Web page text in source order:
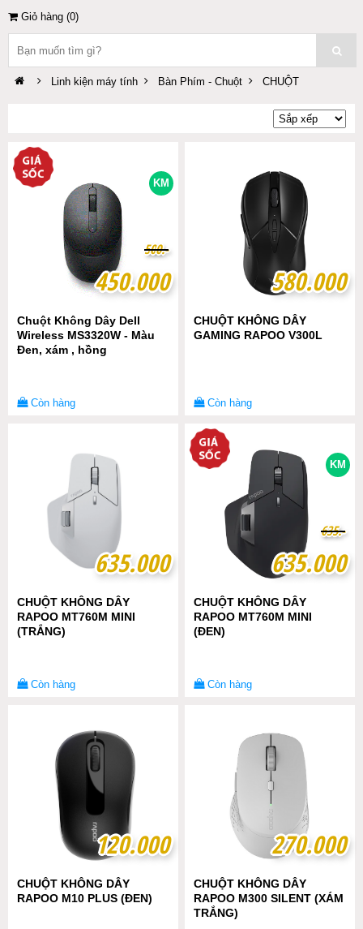
Giỏ hàng (0)
Linh kiện máy tính Bàn Phím - Chuột CHUỘT
KM
450.000
450.000
500.-
500.-
Chuột Không Dây Dell
Wireless MS3320W - Màu
Đen, xám , hồng
Còn hàng
580.000
580.000
CHUỘT KHÔNG DÂY
GAMING RAPOO V300L
Còn hàng
635.000
635.000
CHUỘT KHÔNG DÂY
RAPOO MT760M MINI
(TRẮNG)
Còn hàng
KM
635.000
635.000
635.-
635.-
CHUỘT KHÔNG DÂY
RAPOO MT760M MINI
(ĐEN)
Còn hàng
120.000
120.000
CHUỘT KHÔNG DÂY
RAPOO M10 PLUS (ĐEN)
270.000
270.000
CHUỘT KHÔNG DÂY
RAPOO M300 SILENT (XÁM
TRẮNG)